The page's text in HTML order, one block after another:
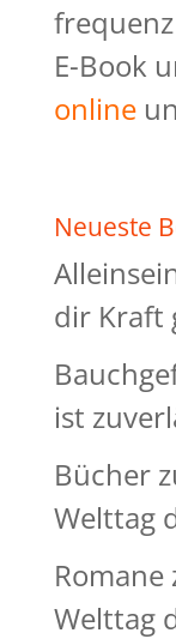
E-Book
online
Neueste
dir Kraft
ist
Bücher
Welttag
Welttag